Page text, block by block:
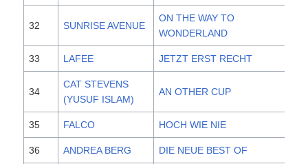
32 SUNRISE AVENUE
ON THE WAY TO
WONDERLAND
33 LAFEE JETZT ERST RECHT
34
CAT STEVENS
(YUSUF ISLAM)
AN OTHER CUP
35 FALCO HOCH WIE NIE
36 ANDREA BERG DIE NEUE BEST OF